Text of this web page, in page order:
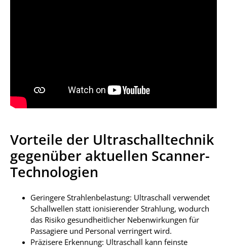
Vorteile der Ultraschalltechnik
gegenüber aktuellen Scanner-
Technologien
Geringere Strahlenbelastung: Ultraschall verwendet
Schallwellen statt ionisierender Strahlung, wodurch
das Risiko gesundheitlicher Nebenwirkungen für
Passagiere und Personal verringert wird.
Präzisere Erkennung: Ultraschall kann feinste